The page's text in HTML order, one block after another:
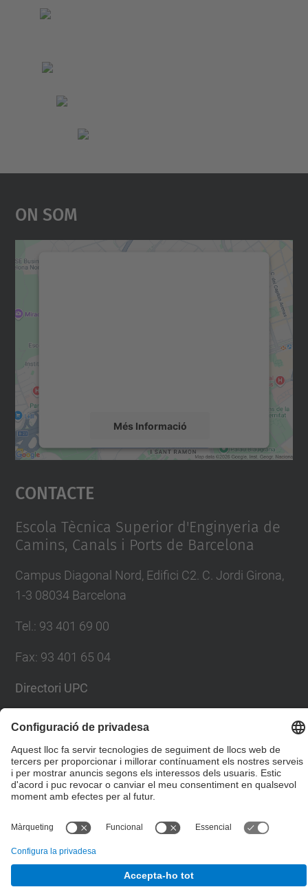
On Som
Més Informació
Accepta
powered by
Contacte
Escola Tècnica Superior d'Enginyeria de
Camins, Canals i Ports de Barcelona
Campus Diagonal Nord, Edifici C2. C. Jordi Girona,
1-3 08034 Barcelona
Tel.: 93 401 69 00
Fax: 93 401 65 04
Directori UPC
Formulari de contacte
© UPCEscola Tècnica Superior d'Enginyers de Camins,
Desenvolupat amb
Mapa del lloc Accessibilitat